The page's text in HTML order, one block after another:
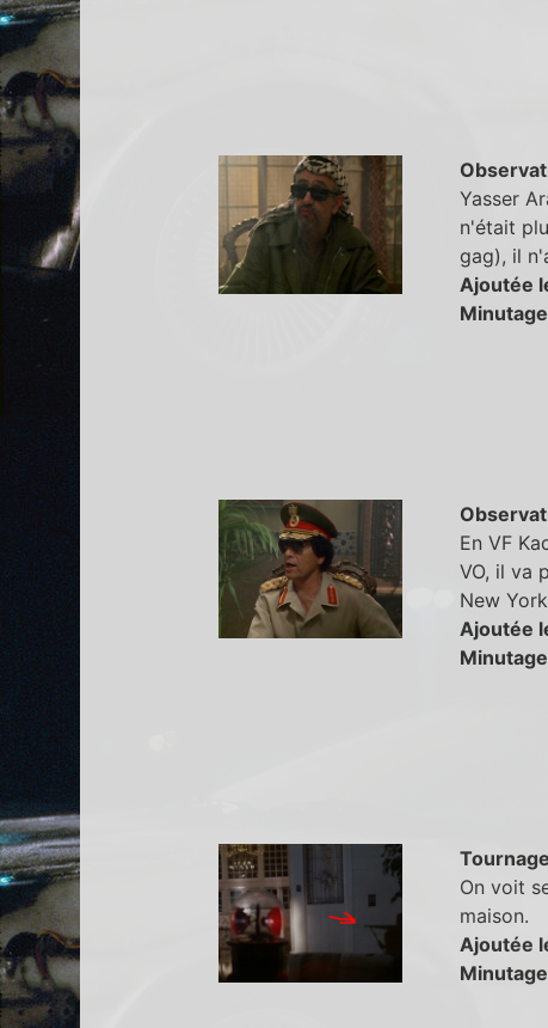
Yasser
n'était
gag), il
Ajoutée
En VF
VO, il va
New York
Ajoutée
Tournage
On voit
maison.
Ajoutée